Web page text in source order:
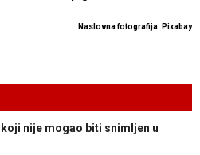
Naslovna fotografija: Pixabay
nije mogao biti snimljen u